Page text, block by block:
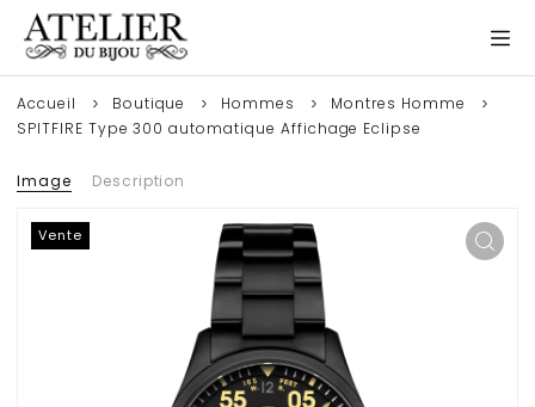
Accueil Boutique Hommes
Montres Homme
SPITFIRE Type 300 automatique Affichage Eclipse
Image Description
Vente